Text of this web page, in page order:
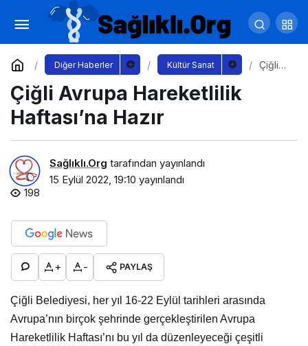
Diğer Haberler Kültür Sanat
Çiğli
Çiğli Avrupa Hareketlilik
Haftası’na Hazır
Sağlıklı.Org tarafından yayınlandı
15 Eylül 2022, 19:10 yayınlandı
198
+ - PAYLAŞ
Çiğli Belediyesi, her yıl 16-22 Eylül tarihleri arasında
Avrupa’nın birçok şehrinde gerçekleştirilen Avrupa
Hareketlilik Haftası’nı bu yıl da düzenleyeceği çeşitli
Çiğli Avrupa Hareketlilik Haftası’na Hazır
Yorum Yap